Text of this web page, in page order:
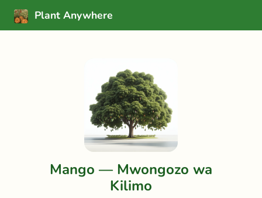
Plant Anywhere
Mango — Mwongozo wa
Kilimo